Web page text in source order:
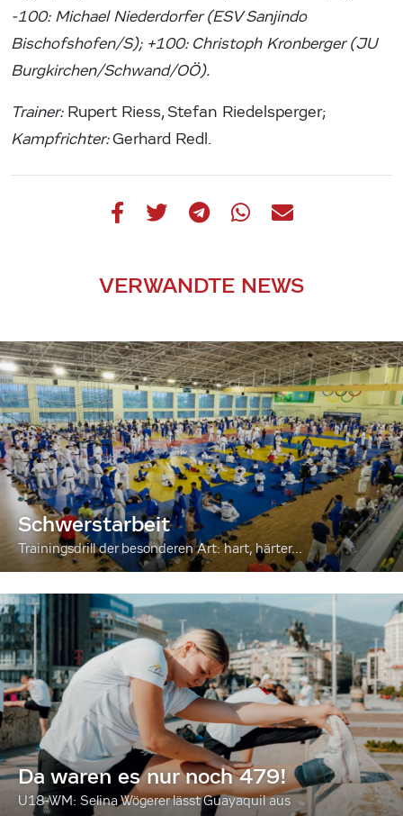
-100: Michael Niederdorfer (ESV Sanjindo
Bischofshofen/S); +100: Christoph Kronberger (JU
Burgkirchen/Schwand/OÖ).
Trainer: Rupert Riess, Stefan Riedelsperger;
Kampfrichter:Gerhard Redl.
VERWANDTE NEWS
Schwerstarbeit
Trainingsdrill der besonderen Art: hart, härter...
Da waren es nur noch 479!
U18-WM: Selina Wögerer lässt Guayaquil aus